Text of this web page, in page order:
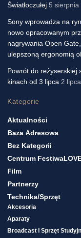
Światłoczułej 5 sierpnia
Sony wprowadza na
nowo opracowanym
nagrywania Open
ulepszoną ergonomią
Powrót do reżyserskiej
kinach od 3 lipca 2
Kategorie
Aktualności
Baza Adresowa
Bez Kategorii
Centrum
Film
Partnerzy
Technika/sprzęt
Akcesoria
Aparaty
Broadcast I Sprzęt